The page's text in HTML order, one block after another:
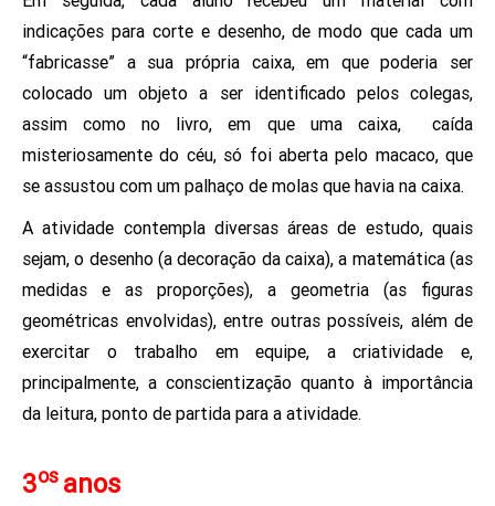
indicações para corte e desenho, de modo que cada um
“fabricasse” a sua própria caixa, em que poderia ser
colocado um objeto a ser identificado pelos colegas,
assim como no livro, em que uma caixa, caída
misteriosamente do céu, só foi aberta pelo macaco, que
se assustou com um palhaço de molas que havia na caixa.
A atividade contempla diversas áreas de estudo, quais
sejam, o desenho (a decoração da caixa), a matemática (as
medidas e as proporções), a geometria (as figuras
geométricas envolvidas), entre outras possíveis, além de
exercitar o trabalho em equipe, a criatividade e,
principalmente, a conscientização quanto à importância
da leitura, ponto de partida para a atividade.
3os anos